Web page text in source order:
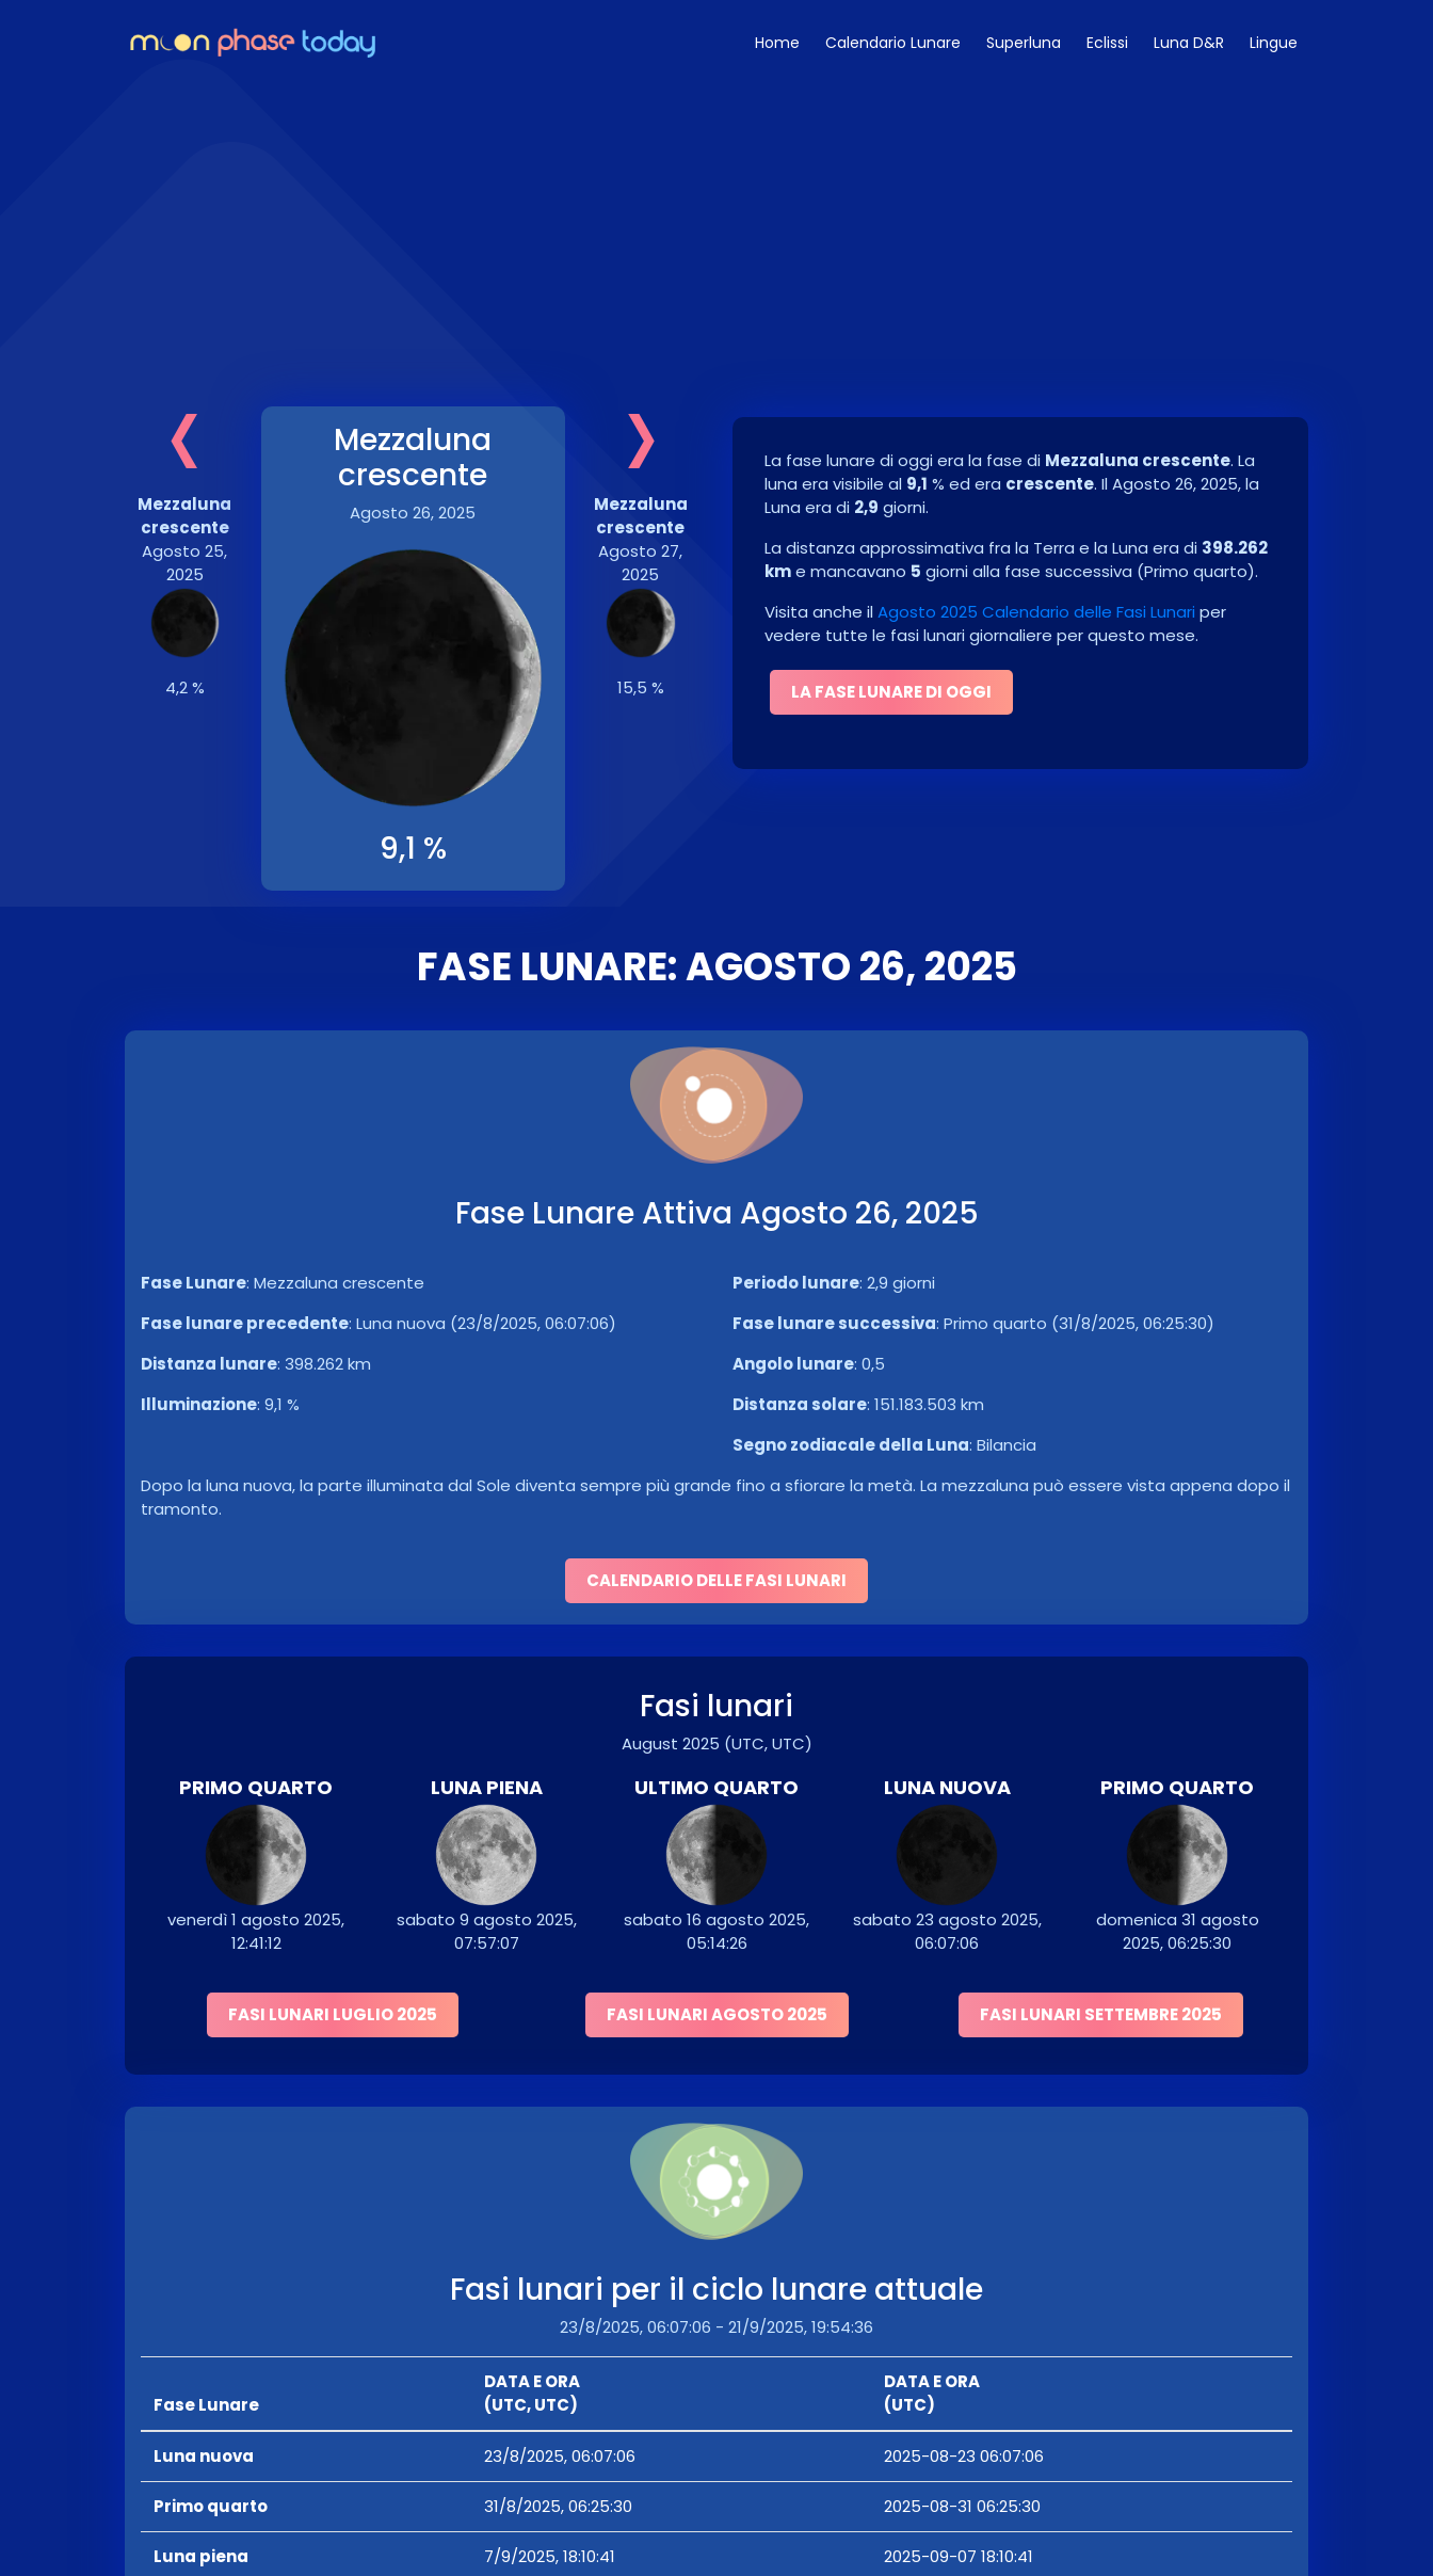
Home Calendario Lunare Superluna Eclissi Luna D&R Lingue
‹
Mezzaluna
crescente
Agosto 25,
2025
4,2 %
Mezzaluna
crescente
Agosto 26, 2025
9,1 %
›
Mezzaluna
crescente
Agosto 27,
2025
15,5 %
La fase lunare di oggi era la fase di Mezzaluna crescente. La
luna era visibile al 9,1 % ed era crescente. Il Agosto 26, 2025, la
Luna era di 2,9 giorni.
La distanza approssimativa fra la Terra e la Luna era di 398.262
kme mancavano 5 giorni alla fase successiva (Primo quarto).
Visita anche il Agosto 2025 Calendario delle Fasi Lunari per
vedere tutte le fasi lunari giornaliere per questo mese.
LA FASE LUNARE DI OGGI
FASE LUNARE: AGOSTO 26, 2025
Fase Lunare Attiva Agosto 26, 2025
Fase Lunare: Mezzaluna crescente
Fase lunare precedente: Luna nuova (23/8/2025, 06:07:06)
Distanza lunare: 398.262 km
Illuminazione: 9,1 %
Periodo lunare: 2,9 giorni
Fase lunare successiva: Primo quarto (31/8/2025, 06:25:30)
Angolo lunare: 0,5
Distanza solare: 151.183.503 km
Segno zodiacale della Luna: Bilancia
Dopo la luna nuova, la parte illuminata dal Sole diventa sempre più grande fino a sfiorare la metà. La mezzaluna può essere vista appena dopo il
tramonto.
CALENDARIO DELLE FASI LUNARI
Fasi lunari
August 2025 (UTC, UTC)
PRIMO QUARTO
venerdì 1 agosto 2025,
12:41:12
LUNA PIENA
sabato 9 agosto 2025,
07:57:07
ULTIMO QUARTO
sabato 16 agosto 2025,
05:14:26
LUNA NUOVA
sabato 23 agosto 2025,
06:07:06
PRIMO QUARTO
domenica 31 agosto
2025, 06:25:30
FASI LUNARI LUGLIO 2025 FASI LUNARI AGOSTO 2025 FASI LUNARI SETTEMBRE 2025
Fasi lunari per il ciclo lunare attuale
23/8/2025, 06:07:06 - 21/9/2025, 19:54:36
Fase Lunare
DATA E ORA
(UTC, UTC)
DATA E ORA
(UTC)
Luna nuova 23/8/2025, 06:07:06 2025-08-23 06:07:06
Primo quarto 31/8/2025, 06:25:30 2025-08-31 06:25:30
Luna piena 7/9/2025, 18:10:41 2025-09-07 18:10:41